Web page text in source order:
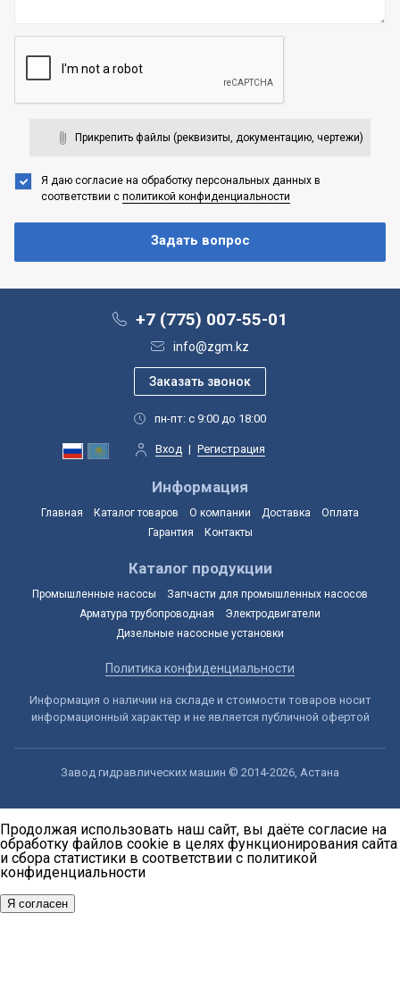
Прикрепить файлы (реквизиты, документацию, чертежи)
Я даю согласие на обработку персональных данных в
соответствии с политикой конфиденциальности
+7 (775) 007-55-01
info@zgm.kz
пн-пт: с 9:00 до 18:00
Вход | Регистрация
Информация
Главная Каталог товаров О компании Доставка
Оплата
Гарантия
Контакты
Каталог продукции
Промышленные насосы
Запчасти для промышленных насосов
Арматура трубопроводная
Электродвигатели
Дизельные насосные установки
Политика конфиденциальности
Информация о наличии на складе и стоимости товаров носит
информационный характер и не является публичной офертой
Завод гидравлических машин © 2014-2026, Астана
Продолжая использовать наш сайт, вы даёте согласие на
обработку файлов cookie в целях функционирования сайта
и сбора статистики в соответствии с политикой
конфиденциальности
Я согласен